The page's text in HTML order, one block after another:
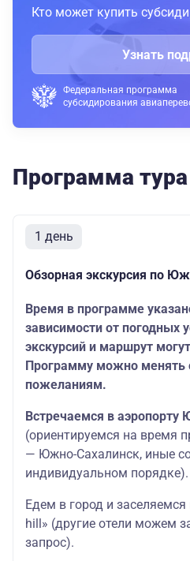
Кто может купить
Узнать
Федеральная программа
субсидирования
Программа тура
1 день
Обзорная экскурсия по
Время в программе
зависимости от погодных
экскурсий и маршрут
Программу можно менять
пожеланиям.
Встречаемся в аэропорту
(ориентируемся на время
— Южно-Сахалинск, иные
индивидуальном порядке).
Едем в город и заселяемся
hill» (другие отели можем
запрос).